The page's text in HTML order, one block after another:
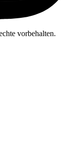
vorbehalten.